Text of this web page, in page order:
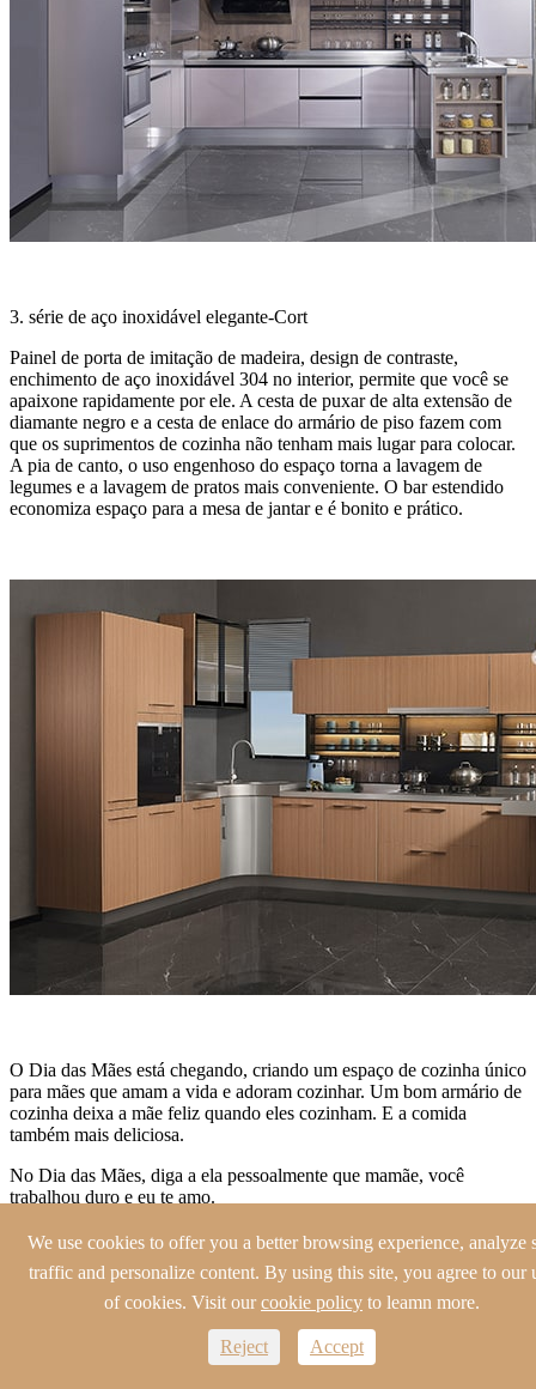
3. série de aço inoxidável elegante-Cort
Painel de porta de imitação de madeira, design de contraste,
enchimento de aço inoxidável 304 no interior, permite que você se
apaixone rapidamente por ele. A cesta de puxar de alta extensão de
diamante negro e a cesta de enlace do armário de piso fazem com
que os suprimentos de cozinha não tenham mais lugar para colocar.
A pia de canto, o uso engenhoso do espaço torna a lavagem de
legumes e a lavagem de pratos mais conveniente. O bar estendido
economiza espaço para a mesa de jantar e é bonito e prático.
O Dia das Mães está chegando, criando um espaço de cozinha único
para mães que amam a vida e adoram cozinhar. Um bom armário de
cozinha deixa a mãe feliz quando eles cozinham. E a comida
também mais deliciosa.
No Dia das Mães, diga a ela pessoalmente que mamãe, você
trabalhou duro e eu te amo.
PREV:Como fazer seu armário de cozinha parece mais bonito?
PRÓXIMO:O que você fez em casa durante o período epidêmico
We use cookies to offer you a better browsing experience, analyze
traffic and personalize content. By using this site, you agree to our
of cookies. Visit ourcookie policy to leamn more.
Reject Accept